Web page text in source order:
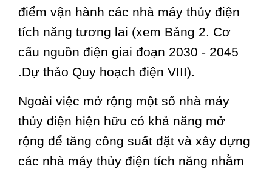
điểm vận hành các nhà máy thủy điện
tích năng tương lai (xem Bảng 2. Cơ
cấu nguồn điện giai đoạn 2030 - 2045
.Dự thảo Quy hoạch điện VIII).
Ngoài việc mở rộng một số nhà máy
thủy điện hiện hữu có khả năng mở
rộng để tăng công suất đặt và xây dựng
các nhà máy thủy điện tích năng nhằm